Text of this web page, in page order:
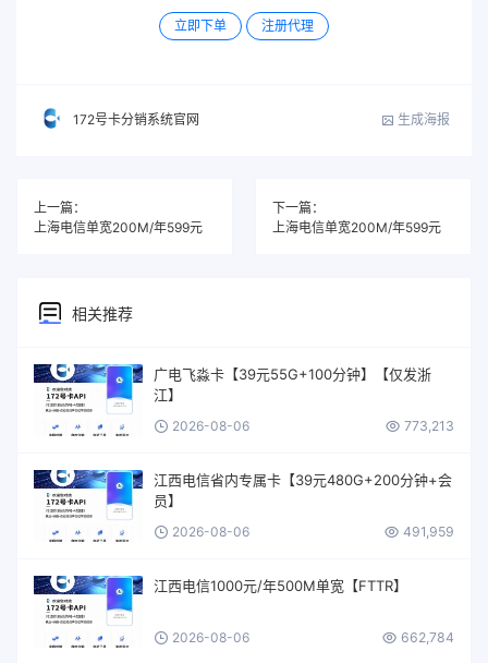
立即下单 注册代理
172号卡分销系统官网 生成海报
上一篇：
上海电信单宽200M/年599元
下一篇：
上海电信单宽200M/年599元
相关推荐
广电飞淼卡【39元55G+100分钟】【仅发浙
江】
2026-08-06 773,213
江西电信省内专属卡【39元480G+200分钟+会
员】
2026-08-06 491,959
江西电信1000元/年500M单宽【FTTR】
2026-08-06 662,784